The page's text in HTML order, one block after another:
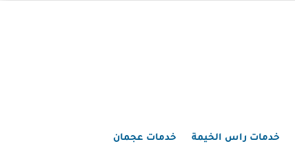
خدمات راس الخيمة خدمات عجمان